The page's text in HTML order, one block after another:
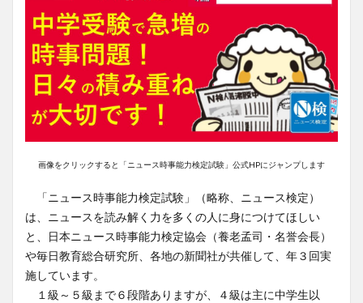
画像をクリックすると「ニュース時事能力検定試験」公式HPにジャンプします
「ニュース時事能力検定試験」（略称、ニュース検定）
は、ニュースを読み解く力を多くの人に身につけてほしい
と、日本ニュース時事能力検定協会（養老孟司・名誉会長）
や毎日教育総合研究所、各地の新聞社が共催して、年３回実
施しています。
１級～５級まで６段階ありますが、４級は主に中学生以